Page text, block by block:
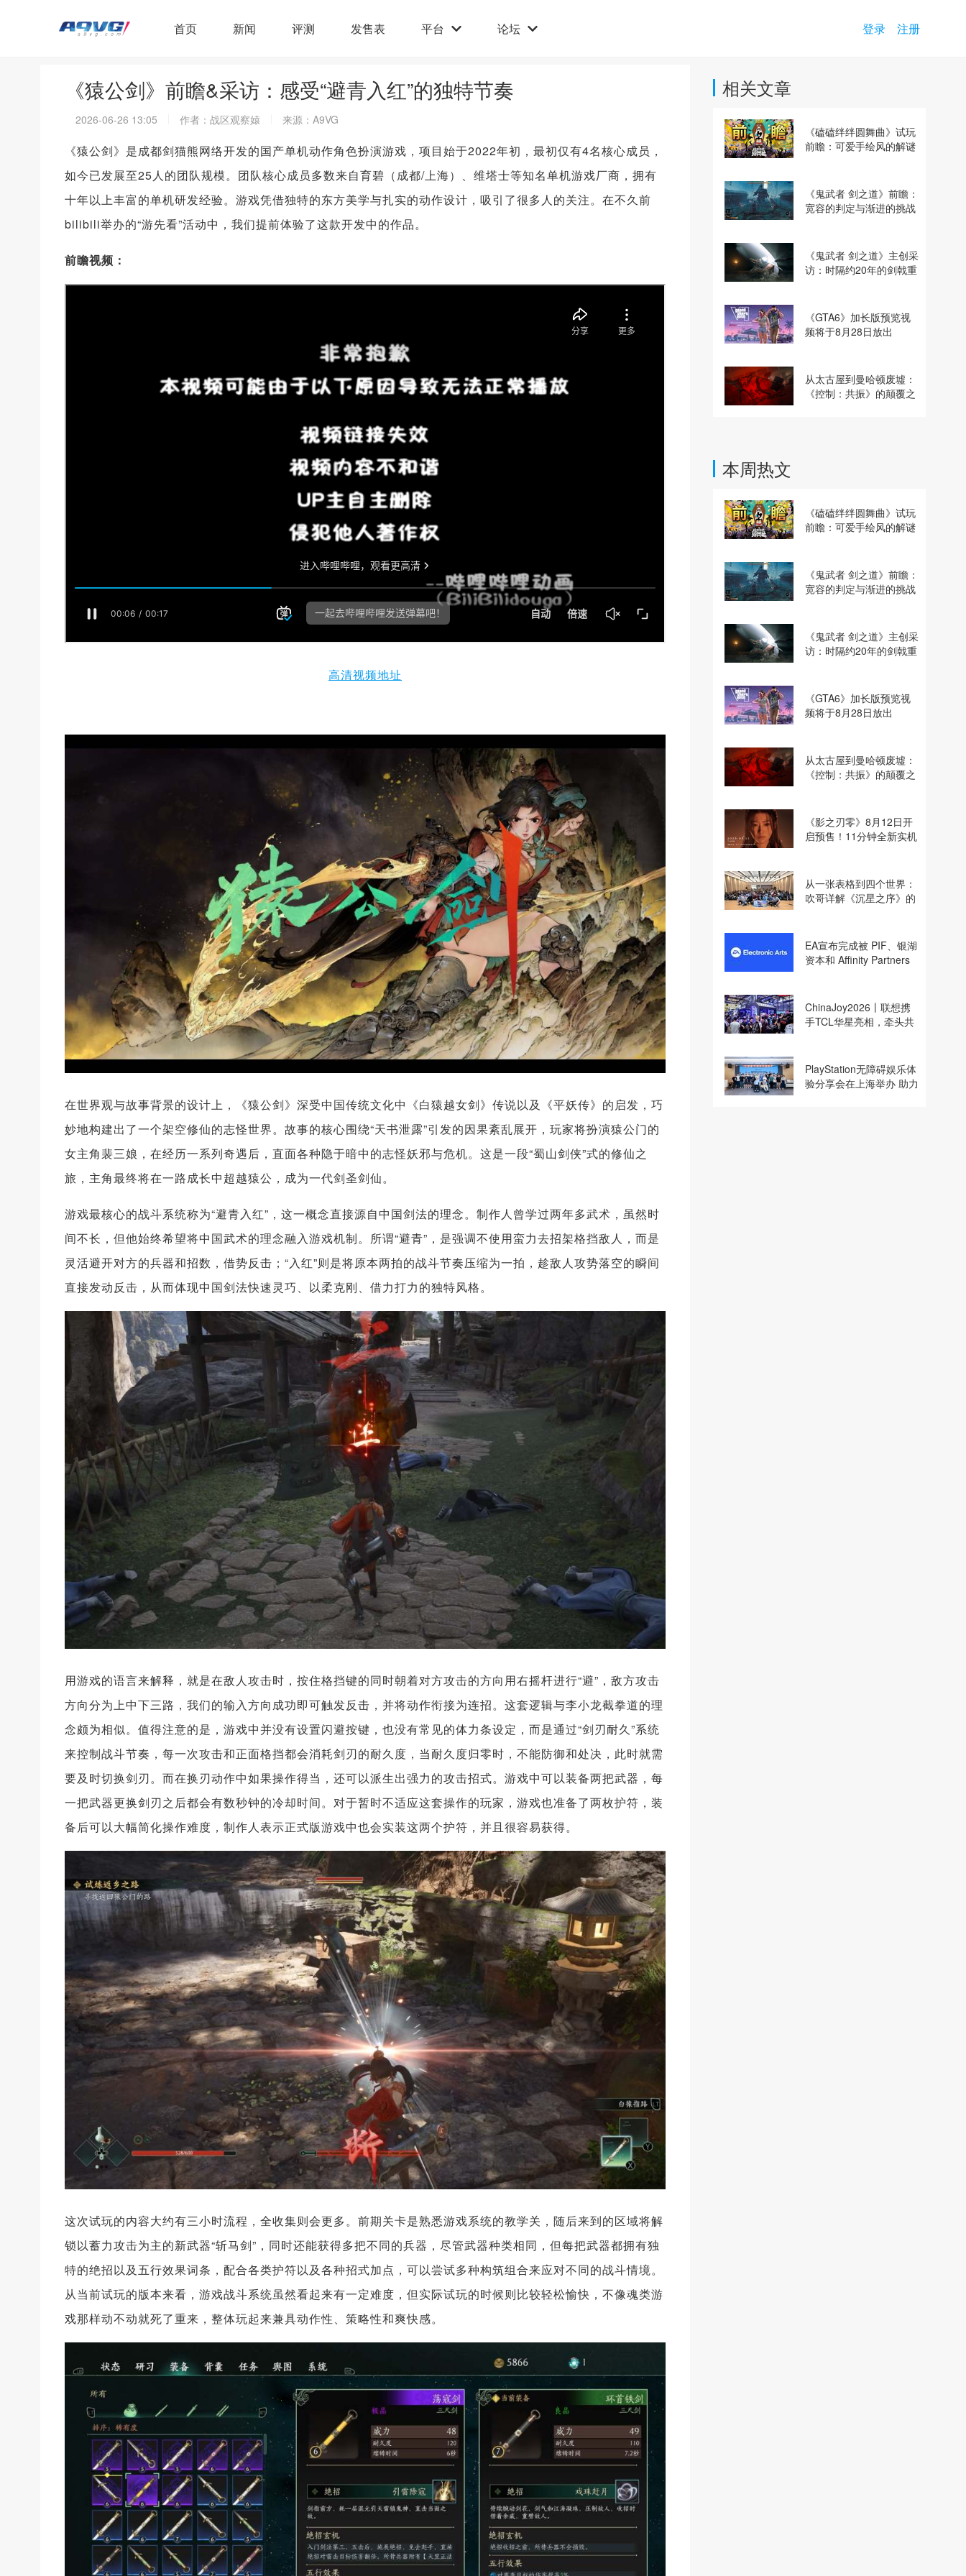
首页 新闻 评测 发售表 平台 论坛 登录 注册
《猿公剑》前瞻&采访：感受“避青入红”的独特节奏
2026-06-26 13:05 作者：战区观察媴 来源：A9VG
《猿公剑》是成都剑猫熊网络开发的国产单机动作角色扮演游戏，项目始于2022年初，最初仅有4名核心成员，
如今已发展至25人的团队规模。团队核心成员多数来自育碧（成都/上海）、维塔士等知名单机游戏厂商，拥有
十年以上丰富的单机研发经验。游戏凭借独特的东方美学与扎实的动作设计，吸引了很多人的关注。在不久前
bilibili举办的“游先看”活动中，我们提前体验了这款开发中的作品。
前瞻视频：
高清视频地址
在世界观与故事背景的设计上，《猿公剑》深受中国传统文化中《白猿越女剑》传说以及《平妖传》的启发，巧
妙地构建出了一个架空修仙的志怪世界。故事的核心围绕“天书泄露”引发的因果紊乱展开，玩家将扮演猿公门的
女主角裴三娘，在经历一系列奇遇后，直面各种隐于暗中的志怪妖邪与危机。这是一段“蜀山剑侠”式的修仙之
旅，主角最终将在一路成长中超越猿公，成为一代剑圣剑仙。
游戏最核心的战斗系统称为“避青入红”，这一概念直接源自中国剑法的理念。制作人曾学过两年多武术，虽然时
间不长，但他始终希望将中国武术的理念融入游戏机制。所谓“避青”，是强调不使用蛮力去招架格挡敌人，而是
灵活避开对方的兵器和招数，借势反击；“入红”则是将原本两拍的战斗节奏压缩为一拍，趁敌人攻势落空的瞬间
直接发动反击，从而体现中国剑法快速灵巧、以柔克刚、借力打力的独特风格。
用游戏的语言来解释，就是在敌人攻击时，按住格挡键的同时朝着对方攻击的方向用右摇杆进行“避”，敌方攻击
方向分为上中下三路，我们的输入方向成功即可触发反击，并将动作衔接为连招。这套逻辑与李小龙截拳道的理
念颇为相似。值得注意的是，游戏中并没有设置闪避按键，也没有常见的体力条设定，而是通过“剑刃耐久”系统
来控制战斗节奏，每一次攻击和正面格挡都会消耗剑刃的耐久度，当耐久度归零时，不能防御和处决，此时就需
要及时切换剑刃。而在换刃动作中如果操作得当，还可以派生出强力的攻击招式。游戏中可以装备两把武器，每
一把武器更换剑刃之后都会有数秒钟的冷却时间。对于暂时不适应这套操作的玩家，游戏也准备了两枚护符，装
备后可以大幅简化操作难度，制作人表示正式版游戏中也会实装这两个护符，并且很容易获得。
这次试玩的内容大约有三小时流程，全收集则会更多。前期关卡是熟悉游戏系统的教学关，随后来到的区域将解
锁以蓄力攻击为主的新武器“斩马剑”，同时还能获得多把不同的兵器，尽管武器种类相同，但每把武器都拥有独
特的绝招以及五行效果词条，配合各类护符以及各种招式加点，可以尝试多种构筑组合来应对不同的战斗情境。
从当前试玩的版本来看，游戏战斗系统虽然看起来有一定难度，但实际试玩的时候则比较轻松愉快，不像魂类游
戏那样动不动就死了重来，整体玩起来兼具动作性、策略性和爽快感。
相关文章
《磕磕绊绊圆舞曲》试玩
前瞻：可爱手绘风的解谜
《鬼武者 剑之道》前瞻：
宽容的判定与渐进的挑战
《鬼武者 剑之道》主创采
访：时隔约20年的剑戟重
《GTA6》加长版预览视
频将于8月28日放出
从太古屋到曼哈顿废墟：
《控制：共振》的颠覆之
本周热文
《磕磕绊绊圆舞曲》试玩
前瞻：可爱手绘风的解谜
《鬼武者 剑之道》前瞻：
宽容的判定与渐进的挑战
《鬼武者 剑之道》主创采
访：时隔约20年的剑戟重
《GTA6》加长版预览视
频将于8月28日放出
从太古屋到曼哈顿废墟：
《控制：共振》的颠覆之
《影之刃零》8月12日开
启预售！11分钟全新实机
从一张表格到四个世界：
吹哥详解《沉星之序》的
EA宣布完成被 PIF、银湖
资本和 Affinity Partners
ChinaJoy2026丨联想携
手TCL华星亮相，牵头共
PlayStation无障碍娱乐体
验分享会在上海举办 助力